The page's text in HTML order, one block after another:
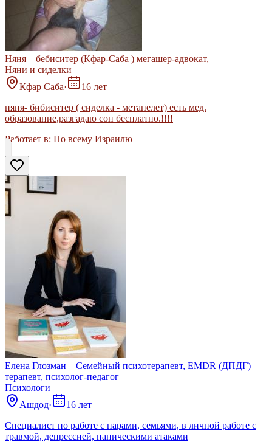
Няня – бебиситер (Кфар-Саба ) мегашер-адвокат,
Няни и сиделки
Кфар Саба·
16 лет
няня- бибиситер ( сиделка - метапелет) есть мед.
образование,разгадаю сон бесплатно.!!!!
Работает в: По всему Израилю
Елена Глозман – Семейный психотерапевт, EMDR (ДПДГ)
терапевт, психолог-педагог
Психологи
Ашдод·
16 лет
Специалист по работе с парами, семьями, в личной работе с
травмой, депрессией, паническими атаками